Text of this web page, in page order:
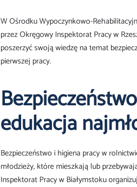
W Ośrodku Wypoczynkowo-
przez Okręgowy Inspektorat Pracy w
poszerzyć swoją wiedzę na temat
pierwszej pracy.
edukacja
Bezpieczeństwo i higiena pracy w
młodzieży, które mieszkają lub
Inspektorat Pracy w Białymstoku